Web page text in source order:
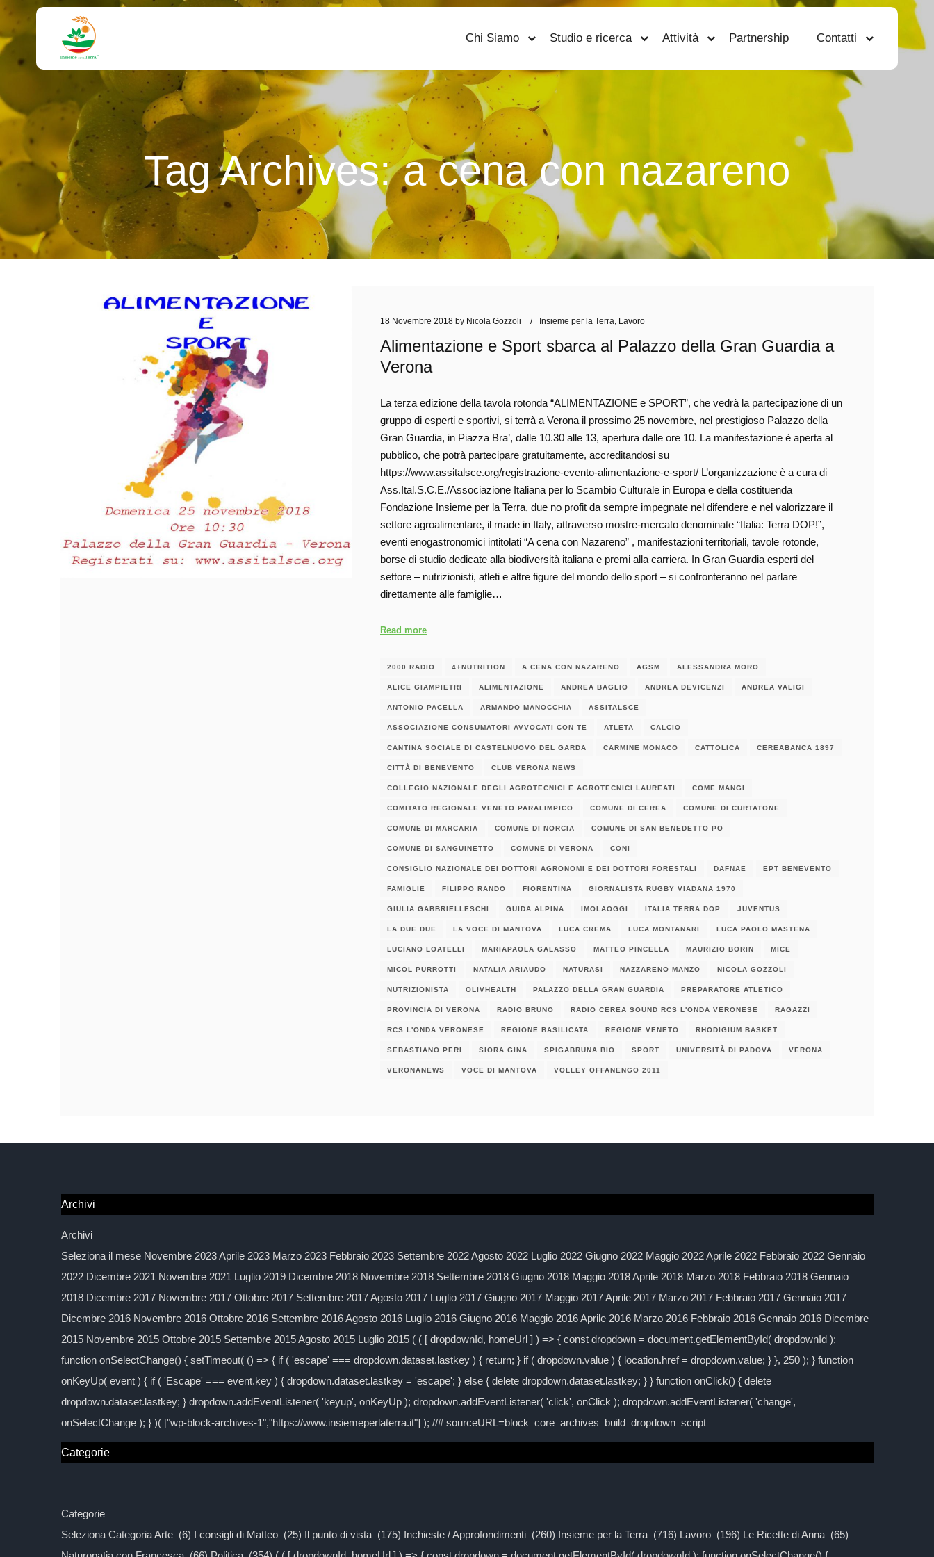
Chi Siamo Studio e ricerca Attività Partnership Contatti
Tag Archives:a cena con nazareno
18 Novembre 2018 by Nicola Gozzoli Insieme per la Terra Lavoro
Alimentazione e Sport sbarca al Palazzo della Gran Guardia a
Verona
La terza edizione della tavola rotonda “ALIMENTAZIONE e SPORT”, che vedrà la partecipazione di un
gruppo di esperti e sportivi, si terrà a Verona il prossimo 25 novembre, nel prestigioso Palazzo della
Gran Guardia, in Piazza Bra’, dalle 10.30 alle 13, apertura dalle ore 10. La manifestazione è aperta al
pubblico, che potrà partecipare gratuitamente, accreditandosi su
https://www.assitalsce.org/registrazione-evento-alimentazione-e-sport/ L’organizzazione è a cura di
Ass.Ital.S.C.E./Associazione Italiana per lo Scambio Culturale in Europa e della costituenda
Fondazione Insieme per la Terra, due no profit da sempre impegnate nel difendere e nel valorizzare il
settore agroalimentare, il made in Italy, attraverso mostre-mercato denominate “Italia: Terra DOP!”,
eventi enogastronomici intitolati “A cena con Nazareno” , manifestazioni territoriali, tavole rotonde,
borse di studio dedicate alla biodiversità italiana e premi alla carriera. In Gran Guardia esperti del
settore – nutrizionisti, atleti e altre figure del mondo dello sport – si confronteranno nel parlare
direttamente alle famiglie…
Read more
2000 RADIO 4+NUTRITION A CENA CON NAZARENO AGSM ALESSANDRA MORO
ALICE GIAMPIETRI ALIMENTAZIONE ANDREA BAGLIO ANDREA DEVICENZI ANDREA VALIGI
ANTONIO PACELLA ARMANDO MANOCCHIA ASSITALSCE
ASSOCIAZIONE CONSUMATORI AVVOCATI CON TE ATLETA CALCIO
CANTINA SOCIALE DI CASTELNUOVO DEL GARDA CARMINE MONACO CATTOLICA CEREABANCA 1897
CITTÀ DI BENEVENTO CLUB VERONA NEWS
COLLEGIO NAZIONALE DEGLI AGROTECNICI E AGROTECNICI LAUREATI COME MANGI
COMITATO REGIONALE VENETO PARALIMPICO COMUNE DI CEREA COMUNE DI CURTATONE
COMUNE DI MARCARIA COMUNE DI NORCIA COMUNE DI SAN BENEDETTO PO
COMUNE DI SANGUINETTO COMUNE DI VERONA CONI
CONSIGLIO NAZIONALE DEI DOTTORI AGRONOMI E DEI DOTTORI FORESTALI DAFNAE EPT BENEVENTO
FAMIGLIE FILIPPO RANDO FIORENTINA GIORNALISTA RUGBY VIADANA 1970
GIULIA GABBRIELLESCHI GUIDA ALPINA IMOLAOGGI ITALIA TERRA DOP JUVENTUS
LA DUE DUE LA VOCE DI MANTOVA LUCA CREMA LUCA MONTANARI LUCA PAOLO MASTENA
LUCIANO LOATELLI MARIAPAOLA GALASSO MATTEO PINCELLA MAURIZIO BORIN MICE
MICOL PURROTTI NATALIA ARIAUDO NATURASI NAZZARENO MANZO NICOLA GOZZOLI
NUTRIZIONISTA OLIVHEALTH PALAZZO DELLA GRAN GUARDIA PREPARATORE ATLETICO
PROVINCIA DI VERONA RADIO BRUNO RADIO CEREA SOUND RCS L'ONDA VERONESE RAGAZZI
RCS L'ONDA VERONESE REGIONE BASILICATA REGIONE VENETO RHODIGIUM BASKET
SEBASTIANO PERI SIORA GINA SPIGABRUNA BIO SPORT UNIVERSITÀ DI PADOVA VERONA
VERONANEWS VOCE DI MANTOVA VOLLEY OFFANENGO 2011
Archivi
Archivi
Seleziona il mese Novembre 2023 Aprile 2023 Marzo 2023 Febbraio 2023 Settembre 2022 Agosto 2022 Luglio 2022 Giugno 2022 Maggio 2022 Aprile 2022 Febbraio 2022 Gennaio
2022 Dicembre 2021 Novembre 2021 Luglio 2019 Dicembre 2018 Novembre 2018 Settembre 2018 Giugno 2018 Maggio 2018 Aprile 2018 Marzo 2018 Febbraio 2018 Gennaio
2018 Dicembre 2017 Novembre 2017 Ottobre 2017 Settembre 2017 Agosto 2017 Luglio 2017 Giugno 2017 Maggio 2017 Aprile 2017 Marzo 2017 Febbraio 2017 Gennaio 2017
Dicembre 2016 Novembre 2016 Ottobre 2016 Settembre 2016 Agosto 2016 Luglio 2016 Giugno 2016 Maggio 2016 Aprile 2016 Marzo 2016 Febbraio 2016 Gennaio 2016 Dicembre
2015 Novembre 2015 Ottobre 2015 Settembre 2015 Agosto 2015 Luglio 2015 ( ( [ dropdownId, homeUrl ] ) => { const dropdown = document.getElementById( dropdownId );
function onSelectChange() { setTimeout( () => { if ( 'escape' === dropdown.dataset.lastkey ) { return; } if ( dropdown.value ) { location.href = dropdown.value; } }, 250 ); } function
onKeyUp( event ) { if ( 'Escape' === event.key ) { dropdown.dataset.lastkey = 'escape'; } else { delete dropdown.dataset.lastkey; } } function onClick() { delete
dropdown.dataset.lastkey; } dropdown.addEventListener( 'keyup', onKeyUp ); dropdown.addEventListener( 'click', onClick ); dropdown.addEventListener( 'change',
onSelectChange ); } )( ["wp-block-archives-1","https://www.insiemeperlaterra.it"] ); //# sourceURL=block_core_archives_build_dropdown_script
Categorie
Categorie
Seleziona Categoria Arte (6) I consigli di Matteo (25) Il punto di vista (175) Inchieste / Approfondimenti (260) Insieme per la Terra (716) Lavoro (196) Le Ricette di Anna (65)